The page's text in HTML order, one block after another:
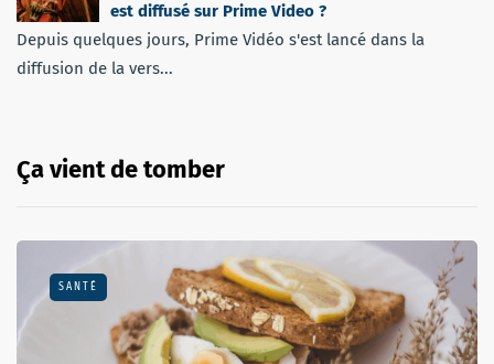
est diffusé sur Prime Video ?
Depuis quelques jours, Prime Vidéo s'est lancé dans la
diffusion de la vers...
Ça vient de tomber
SANTÉ